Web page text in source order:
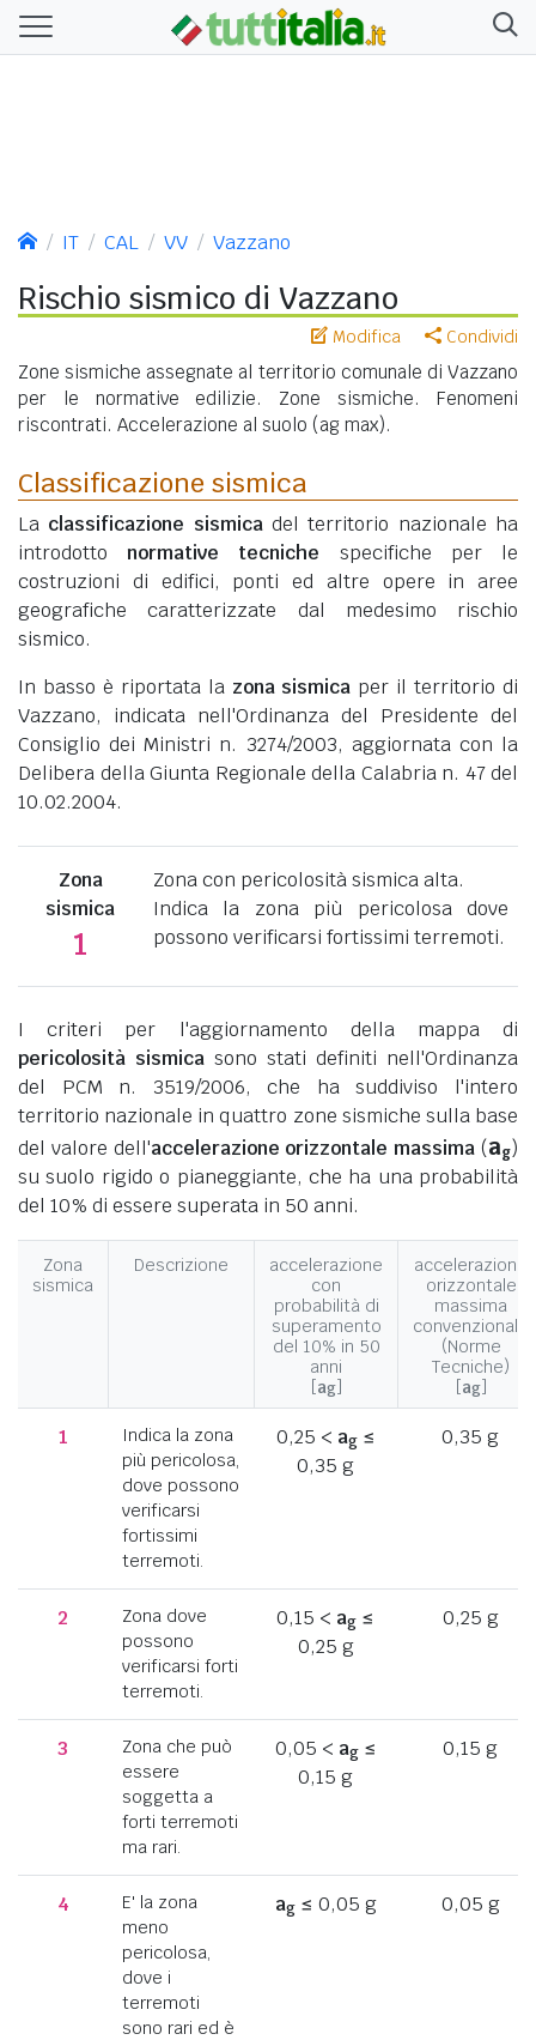
IT CAL VV Vazzano
Rischio sismico di Vazzano
Modifica Condividi
Zone sismiche assegnate al territorio comunale di Vazzano
per le normative edilizie. Zone sismiche. Fenomeni
riscontrati. Accelerazione al suolo (ag max).
Classificazione sismica
La classificazione sismicadel territorio nazionale ha
introdotto normative tecniche specifiche per le
costruzioni di edifici, ponti ed altre opere in aree
geografiche caratterizzate dal medesimo rischio
sismico.
In basso è riportata la zona sismica per il territorio di
Vazzano, indicata nell'Ordinanza del Presidente del
Consiglio dei Ministri n. 3274/2003, aggiornata con la
Delibera della Giunta Regionale della Calabria n. 47 del
10.02.2004.
Zona
sismica
1
Zona con pericolosità sismica alta.
Indica la zona più pericolosa dove
possono verificarsi fortissimi terremoti.
I criteri per l'aggiornamento della mappa di
pericolosità sismica sono stati definiti nell'Ordinanza
del PCM n. 3519/2006, che ha suddiviso l'intero
territorio nazionale in quattro zone sismiche sulla base
del valore dell'accelerazione orizzontale massima (ag)
su suolo rigido o pianeggiante, che ha una probabilità
del 10% di essere superata in 50 anni.
Zona
sismica
Descrizione
accelerazione
con
probabilità di
superamento
del 10% in 50
anni
[ag]
accelerazione
orizzontale
massima
convenzionale
(Norme
Tecniche)
[ag]
1
Indica la zona
più pericolosa,
dove possono
verificarsi
fortissimi
terremoti.
0,25 < ag≤
0,35 g
0,35 g
2
Zona dove
possono
verificarsi forti
terremoti.
0,15 < ag ≤
0,25 g
0,25 g
3
Zona che può
essere
soggetta a
forti terremoti
ma rari.
0,05 < ag≤
0,15 g
0,15 g
4
E' la zona
meno
pericolosa,
dove i
terremoti
sono rari ed è
ag≤ 0,05 g 0,05 g